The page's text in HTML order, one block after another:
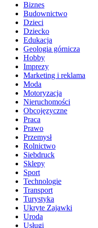
Biznes
Budownictwo
Dzieci
Dziecko
Edukacja
Geologia górnicza
Hobby
Imprezy
Marketing i reklama
Moda
Motoryzacja
Nieruchomości
Obcojęzyczne
Praca
Prawo
Przemysł
Rolnictwo
Siebdruck
Sklepy
Sport
Technologie
Transport
Turystyka
Ukryte Zajawki
Uroda
Usługi